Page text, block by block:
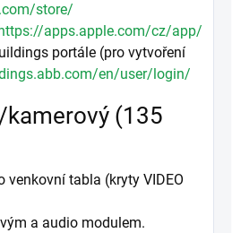
store/
https://apps.apple.com/cz/app/
portále (pro vytvoření
en/user/login/
(135
tabla (kryty VIDEO
a audio modulem.